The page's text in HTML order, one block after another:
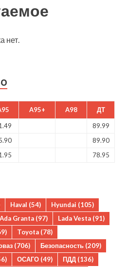
нет.
A95+ A98 ДТ
89.99
89.90
78.95
Haval (54) Hyundai (105)
Granta (97) Lada Vesta (91)
Toyota (78)
(706) Безопасность (209)
ОСАГО (49) ПДД (136)